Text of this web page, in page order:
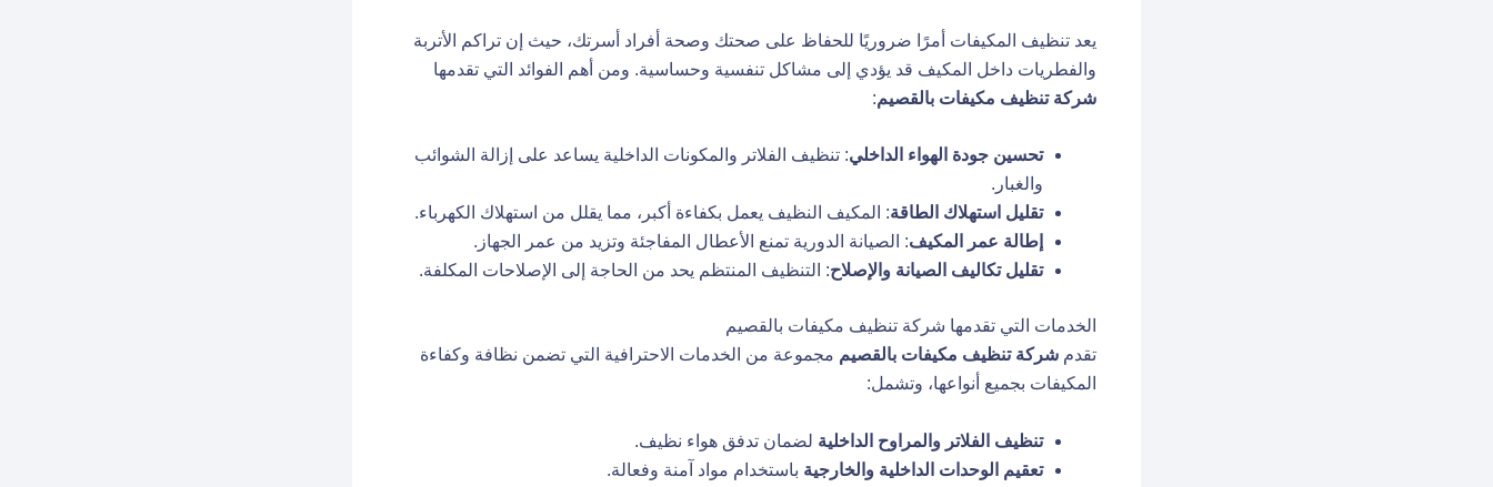
يعد تنظيف المكيفات أمرًا ضروريًا للحفاظ على صحتك وصحة أفراد أسرتك، حيث إن تراكم الأتربة
والفطريات داخل المكيف قد يؤدي إلى مشاكل تنفسية وحساسية. ومن أهم الفوائد التي تقدمها
شركة تنظيف مكيفات بالقصيم:
تحسين جودة الهواء الداخلي: تنظيف الفلاتر والمكونات الداخلية يساعد على إزالة الشوائب
والغبار.
تقليل استهلاك الطاقة: المكيف النظيف يعمل بكفاءة أكبر، مما يقلل من استهلاك الكهرباء.
إطالة عمر المكيف: الصيانة الدورية تمنع الأعطال المفاجئة وتزيد من عمر الجهاز.
تقليل تكاليف الصيانة والإصلاح: التنظيف المنتظم يحد من الحاجة إلى الإصلاحات المكلفة.
الخدمات التي تقدمها شركة تنظيف مكيفات بالقصيم
تقدم شركة تنظيف مكيفات بالقصيم مجموعة من الخدمات الاحترافية التي تضمن نظافة وكفاءة
المكيفات بجميع أنواعها، وتشمل:
تنظيف الفلاتر والمراوح الداخلية لضمان تدفق هواء نظيف.
تعقيم الوحدات الداخلية والخارجية باستخدام مواد آمنة وفعالة.